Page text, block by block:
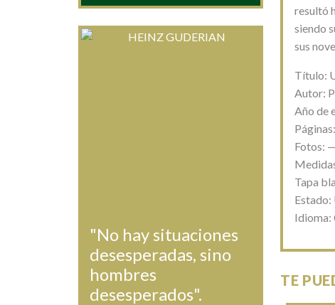
resultó
siendo
sus
Título:
Autor:
Año de
Fotos: —
Tapa
Estado:
Idioma:
TE
"No hay situaciones
desesperadas, sino
hombres
desesperados".